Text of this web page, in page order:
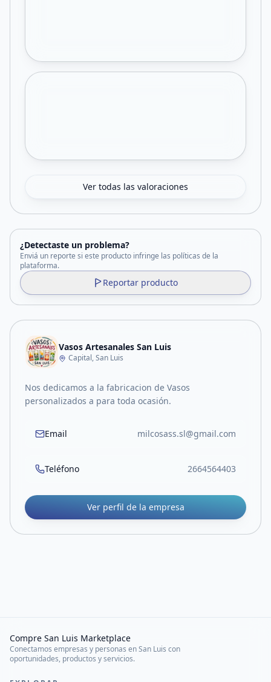
Ver todas las valoraciones
¿Detectaste un problema?
Enviá un reporte si este producto infringe las políticas de la
plataforma.
Reportar producto
Vasos Artesanales San Luis
Capital, San Luis
Nos dedicamos a la fabricacion de Vasos
personalizados a para toda ocasión.
Email milcosass.sl@gmail.com
Teléfono 2664564403
Ver perfil de la empresa
Compre San Luis Marketplace
Conectamos empresas y personas en San Luis con
oportunidades, productos y servicios.